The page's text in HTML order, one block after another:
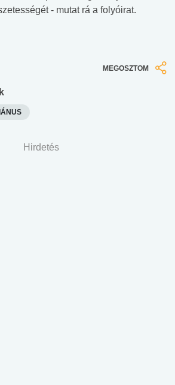
- mutat rá a folyóirat.
MEGOSZTOM
Hirdetés